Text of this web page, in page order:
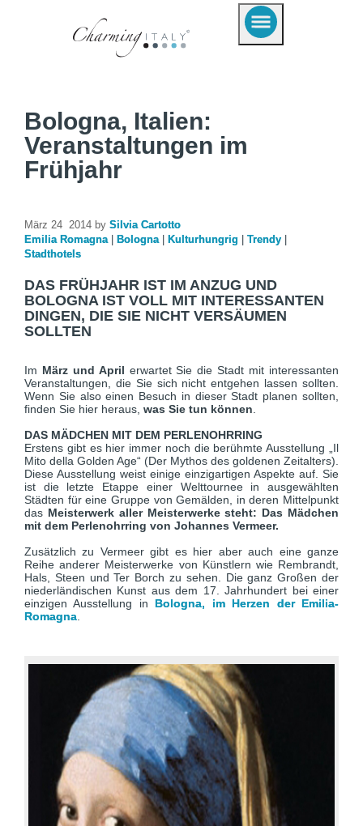
Bologna, Italien:
Veranstaltungen im
Frühjahr
März 24 2014 by Silvia Cartotto
Emilia Romagna
Bologna Kulturhungrig Trendy
Stadthotels
DAS FRÜHJAHR IST IM ANZUG UND
BOLOGNA IST VOLL MIT INTERESSANTEN
DINGEN, DIE SIE NICHT VERSÄUMEN
SOLLTEN
Im März und April erwartet Sie die Stadt mit interessanten
Veranstaltungen, die Sie sich nicht entgehen lassen sollten.
Wenn Sie also einen Besuch in dieser Stadt planen sollten,
finden Sie hier heraus, was Sie tun können
DAS MÄDCHEN MIT DEM PERLENOHRRING
Erstens gibt es hier immer noch die berühmte Ausstellung „Il
Mito della Golden Age“ (Der Mythos des goldenen Zeitalters).
Diese Ausstellung weist einige einzigartigen Aspekte auf. Sie
ist die letzte Etappe einer Welttournee in ausgewählten
Städten für eine Gruppe von Gemälden, in deren Mittelpunkt
das Meisterwerk aller Meisterwerke steht: Das Mädchen
mit dem Perlenohrring von Johannes Vermeer.
Zusätzlich zu Vermeer gibt es hier aber auch eine ganze
Reihe anderer Meisterwerke von Künstlern wie Rembrandt,
Hals, Steen und Ter Borch zu sehen. Die ganz Großen der
niederländischen Kunst aus dem 17. Jahrhundert bei einer
einzigen Ausstellung inBologna, im Herzen der Emilia-
Romagna